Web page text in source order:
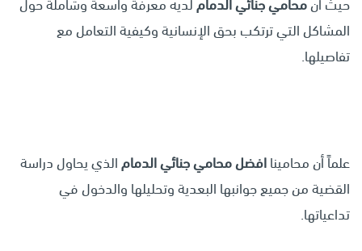
حيث أنمحامي جنائي الدماملديه معرفة واسعة وشاملة حول
المشاكل التي ترتكب بحق الإنسانية وكيفية التعامل مع
تفاصيلها.
علماً أن محاميناافضل محامي جنائي الدمامالذي يحاول دراسة
القضية من جميع جوانبها البعدية وتحليلها والدخول في
تداعياتها.